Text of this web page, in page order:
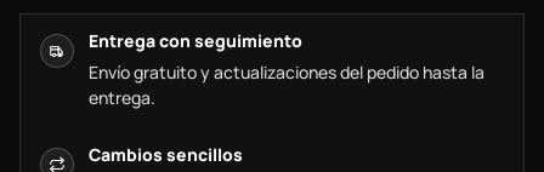
Entrega con seguimiento
Envío gratuito y actualizaciones del pedido hasta la
entrega.
Cambios sencillos